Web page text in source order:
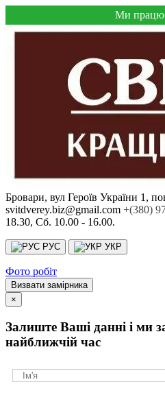
Ми
Бровари, вул Героїв України 1,
svitdverey.biz@gmail.com +(380)
18.30, Сб. 10.00 - 16.00.
РУС УКР
Фото робіт
Визвати замірника
×
Залиште Ваші данні і ми
найближчій час